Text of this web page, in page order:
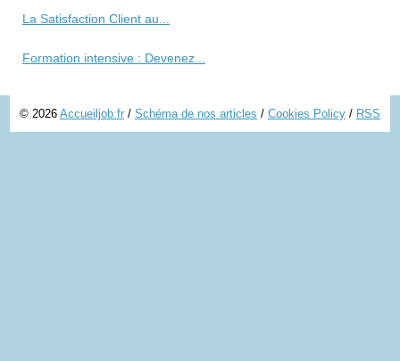
La Satisfaction Client au...
Formation intensive : Devenez...
© 2026 Accueiljob.fr / Schéma de nos articles / Cookies Policy / RSS